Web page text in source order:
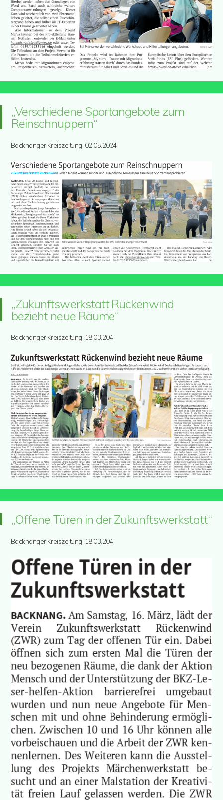
„Verschiedene Sportangebote zum
Reinschnuppern“
Backnanger Kreiszeitung, 02.05.2024
„Zukunftswerkstatt Rückenwind
bezieht neue Räume“
Backnanger Kreiszeitung, 18.03.204
„Offene Türen in der Zukunftswerkstatt“
Backnanger Kreiszeitung, 18.03.204